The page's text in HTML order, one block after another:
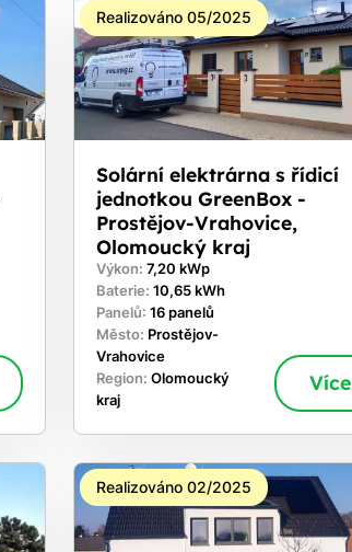
Realizováno 05/2025
Solární elektrárna s řídicí
jednotkou GreenBox -
Prostějov-Vrahovice,
Olomoucký kraj
Výkon:7,20 kWp
Baterie:10,65 kWh
Panelů:16 panelů
Město: Prostějov-
Vrahovice
Region:Olomoucký
kraj
Více
Realizováno 02/2025